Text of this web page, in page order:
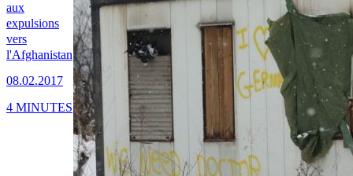
aux
expulsions
vers
l'Afghanistan
08.02.2017
4 MINUTES